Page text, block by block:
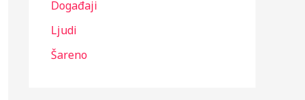
Događaji
Ljudi
Šareno